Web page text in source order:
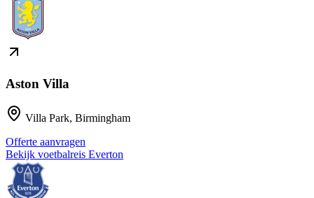
Aston Villa
Villa Park, Birmingham
Offerte aanvragen
Bekijk voetbalreis Everton